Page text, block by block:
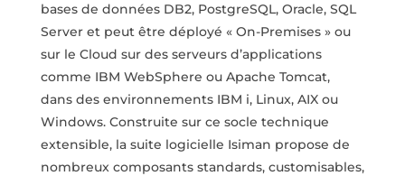
bases de données DB2, PostgreSQL, Oracle, SQL
Server et peut être déployé « On-Premises » ou
sur le Cloud sur des serveurs d’applications
comme IBM WebSphere ou Apache Tomcat,
dans des environnements IBM i, Linux, AIX ou
Windows. Construite sur ce socle technique
extensible, la suite logicielle Isiman propose de
nombreux composants standards, customisables,